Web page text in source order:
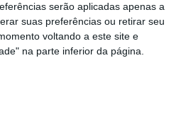
serão aplicadas apenas a
suas preferências ou retirar seu
voltando a este site e
na parte inferior da página.
uma verba de 18.819
do projeto de
para os